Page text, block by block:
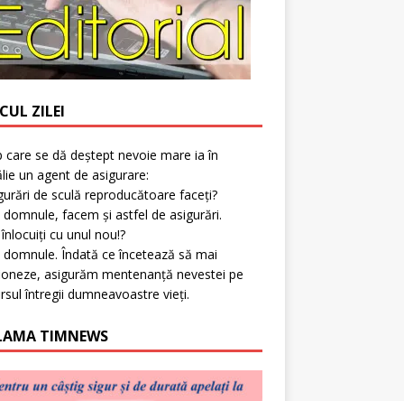
ZILEI
care se dă deștept nevoie mare ia în
un agent de asigurare:
de sculă reproducătoare faceți?
domnule, facem și astfel de asigurări.
înlocuiți cu unul nou!?
domnule. Îndată ce încetează să mai
asigurăm mentenanță nevestei pe
întregii dumneavoastre vieți.
TIMNEWS